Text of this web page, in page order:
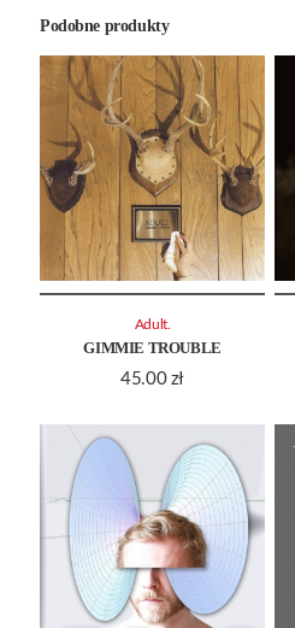
Podobne produkty
GIMMIE TROUBLE
45.00 zł
Adult.